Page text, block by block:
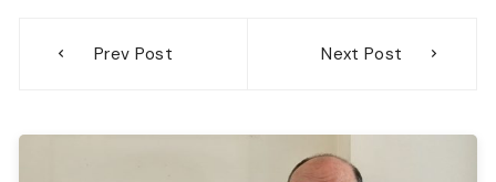
Prev Post Next Post